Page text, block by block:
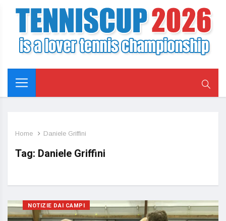
Home Daniele Griffini
Tag: Daniele Griffini
NOTIZIE DAI CAMPI